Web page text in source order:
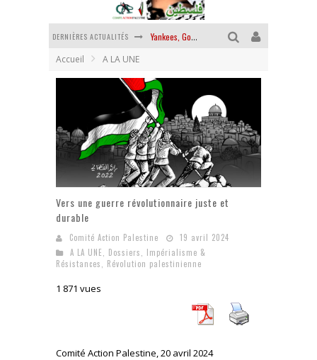
DERNIÈRES ACTUALITÉS Yankees, Go home !
Des accords de paix sans le peuple et contre le peuple
La guerre sioniste, la guerre démographique
La banalité du mal colonial
Accueil A LA UNE
Vers une guerre révolutionnaire juste et
durable
Comité Action Palestine
19 avril 2024
A LA UNE
Dossiers
Impérialisme &
Résistances
Révolution palestinienne
1 871 vues
Comité Action Palestine, 20 avril 2024